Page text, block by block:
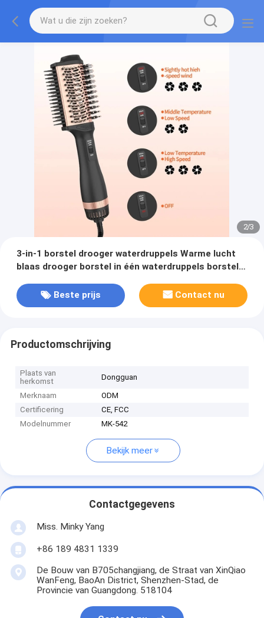
2/3
3-in-1 borstel drooger waterdruppels Warme lucht
blaas drooger borstel in één waterdruppels borstel
Beste prijs
Contact nu
Productomschrijving
Plaats van
herkomst
Dongguan
Merknaam
ODM
Certificering
CE, FCC
Modelnummer
MK-542
Bekijk meer
Contactgegevens
Miss. Minky Yang
+86 189 4831 1339
De Bouw van B705changjiang, de Straat van XinQiao
WanFeng, BaoAn District, Shenzhen-Stad, de
Provincie van Guangdong. 518104